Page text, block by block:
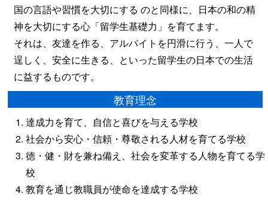
国の言語や習慣を大切にする のと同様に、日本の和の精
神を大切にする心「留学生基礎力」を育てます。
それは、友達を作る、アルバイトを円滑に行う、一人で
逞しく、安全に生きる、といった留学生の日本での生活
に益するものです。
教育理念
達成力を育て、自信と喜びを与える学校
社会から安心・信頼・尊敬される人材を育てる学校
徳・健・財を兼ね備え、社会を変革する人物を育てる学
校
教育を通じ教職員が使命を達成する学校